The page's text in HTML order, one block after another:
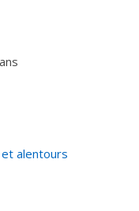
alentours